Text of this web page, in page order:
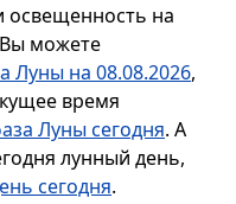
освещенность на
Вы можете
Луны на 08.08.2026,
время
Луны сегодня. А
лунный день,
сегодня.